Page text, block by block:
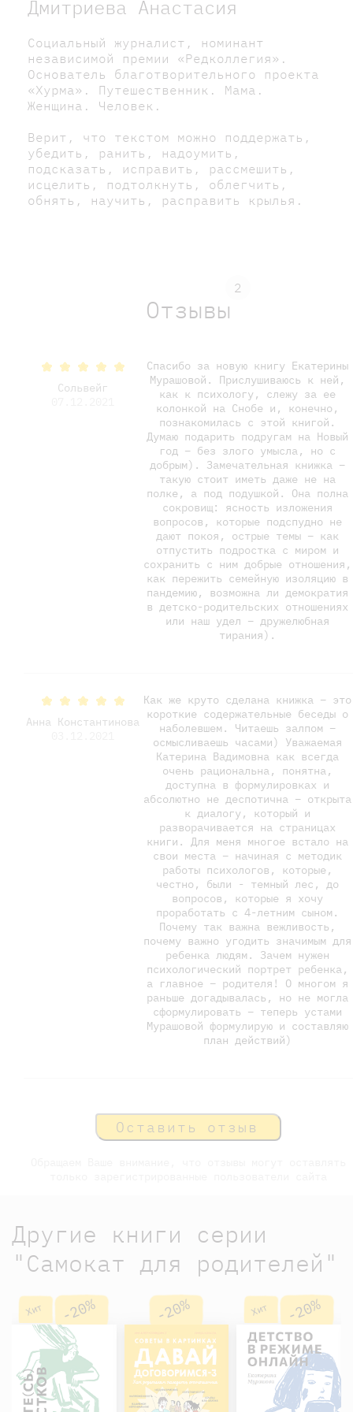
Дмитриева Анастасия
Социальный журналист, номинант
независимой премии «Редколлегия».
Основатель благотворительного проекта
«Хурма». Путешественник. Мама.
Женщина. Человек.
Верит, что текстом можно поддержать,
убедить, ранить, надоумить,
подсказать, исправить, рассмешить,
исцелить, подтолкнуть, облегчить,
обнять, научить, расправить крылья.
Отзывы
2
Сольвейг
Спасибо за новую книгу Екатерины
Мурашовой. Прислушиваюсь к ней,
как к психологу, слежу за ее
колонкой на Снобе и, конечно,
познакомилась с этой книгой.
Думаю подарить подругам на Новый
год – без злого умысла, но с
добрым). Замечательная книжка –
такую стоит иметь даже не на
полке, а под подушкой. Она полна
сокровищ: ясность изложения
вопросов, которые подспудно не
дают покоя, острые темы – как
отпустить подростка с миром и
сохранить с ним добрые отношения,
как пережить семейную изоляцию в
пандемию, возможна ли демократия
в детско-родительских отношениях
или наш удел – дружелюбная
тирания).
Анна Константинова
Как же круто сделана книжка – это
короткие содержательные беседы о
наболевшем. Читаешь залпом –
осмысливаешь часами) Уважаемая
Катерина Вадимовна как всегда
очень рациональна, понятна,
доступна в формулировках и
абсолютно не деспотична – открыта
к диалогу, который и
разворачивается на страницах
книги. Для меня многое встало на
свои места – начиная с методик
работы психологов, которые,
честно, были - темный лес, до
вопросов, которые я хочу
проработать с 4-летним сыном.
Почему так важна вежливость,
почему важно угодить значимым для
ребенка людям. Зачем нужен
психологический портрет ребенка,
а главное – родителя! О многом я
раньше догадывалась, но не могла
сформулировать – теперь устами
Мурашовой формулирую и составляю
план действий)
Оставить отзыв
Другие книги серии
"Самокат для родителей"
Хит -20% -20% Хит -20%